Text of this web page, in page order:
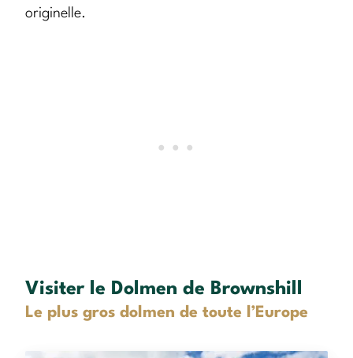
originelle.
Visiter le Dolmen de Brownshill
Le plus gros dolmen de toute l’Europe